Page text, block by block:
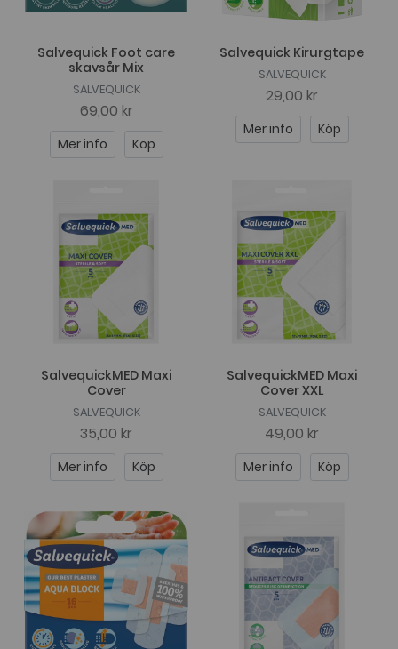
Salvequick Foot care
skavsår Mix
SALVEQUICK
69,00 kr
Mer info Köp
Salvequick Kirurgtape
SALVEQUICK
29,00 kr
Mer info Köp
SalvequickMED Maxi
Cover
SALVEQUICK
35,00 kr
Mer info Köp
SalvequickMED Maxi
Cover XXL
SALVEQUICK
49,00 kr
Mer info Köp